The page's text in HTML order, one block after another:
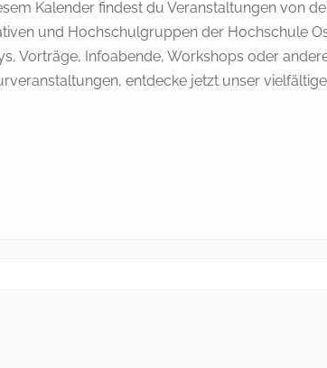
Kalender findest du Veranstaltungen von
und Hochschulgruppen der Hochschule
Vorträge, Infoabende, Workshops oder
entdecke jetzt unser